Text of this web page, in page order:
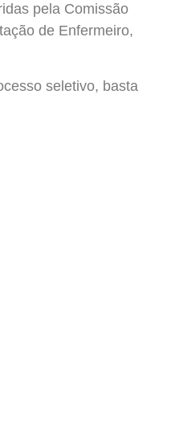
pela Comissão
de Enfermeiro,
seletivo, basta